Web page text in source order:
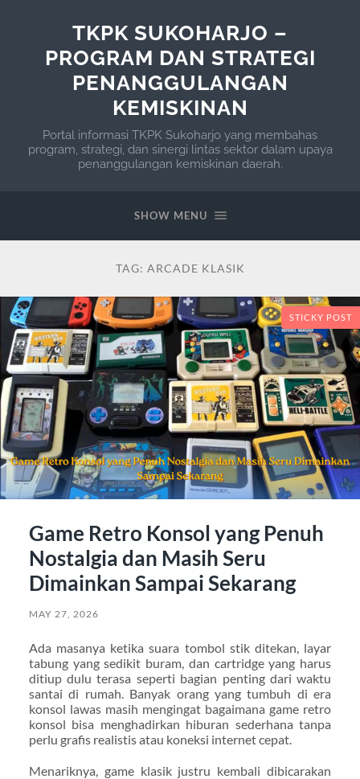
TKPK SUKOHARJO –
PROGRAM DAN STRATEGI
PENANGGULANGAN
KEMISKINAN
Portal informasi TKPK Sukoharjo yang membahas
program, strategi, dan sinergi lintas sektor dalam upaya
penanggulangan kemiskinan daerah.
SHOW MENU
TAG: ARCADE KLASIK
STICKY POST
Game Retro Konsol yang Penuh
Nostalgia dan Masih Seru
Dimainkan Sampai Sekarang
MAY 27, 2026
Ada masanya ketika suara tombol stik ditekan, layar
tabung yang sedikit buram, dan cartridge yang harus
ditiup dulu terasa seperti bagian penting dari waktu
santai di rumah. Banyak orang yang tumbuh di era
konsol lawas masih mengingat bagaimana game retro
konsol bisa menghadirkan hiburan sederhana tanpa
perlu grafis realistis atau koneksi internet cepat.
Menariknya, game klasik justru kembali dibicarakan